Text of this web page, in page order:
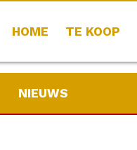
HOME TE KOOP
NIEUWS